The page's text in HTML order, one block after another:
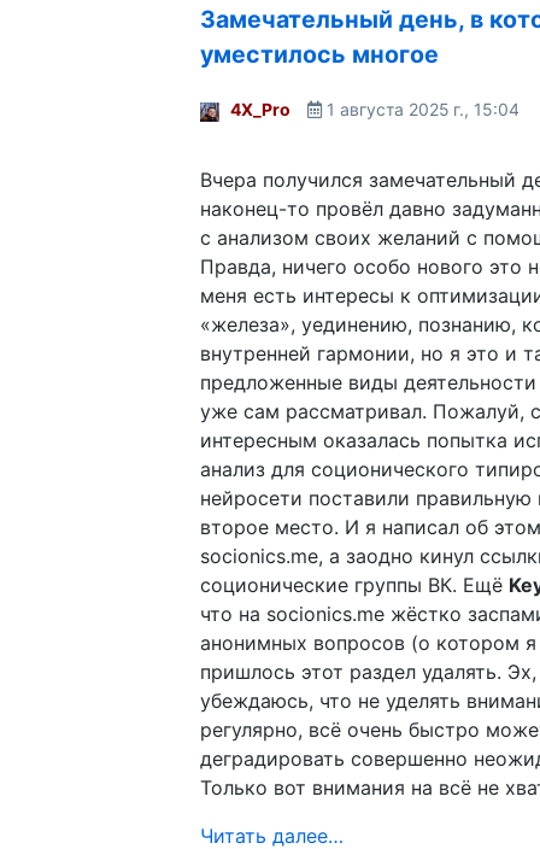
Замечательный день, в
уместилось многое
4X_Pro 1 августа 2025 г., 15:04
Вчера получился замечательный
наконец-то провёл давно
с анализом своих желаний с
Правда, ничего особо нового это
меня есть интересы к
«железа», уединению, познанию,
внутренней гармонии, но я это и
предложенные виды
уже сам рассматривал. Пожалуй,
интересным оказалась попытка
анализ для соционического
нейросети поставили
второе место. И я написал об
socionics.me, а заодно кинул
соционические группы ВК. Ещё
что на socionics.me жёстко
анонимных вопросов (о котором
пришлось этот раздел удалять.
убеждаюсь, что не уделять
регулярно, всё очень быстро
деградировать совершенно
Только вот внимания на всё не
Читать далее…